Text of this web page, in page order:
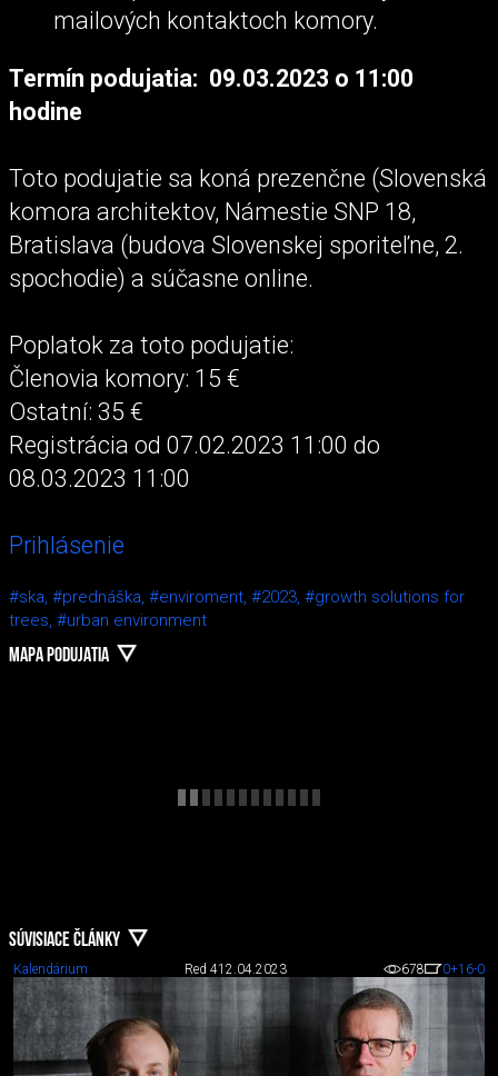
mailových kontaktoch komory.
Termín podujatia: 09.03.2023 o 11:00
hodine
Toto podujatie sa koná prezenčne (Slovenská
komora architektov, Námestie SNP 18,
Bratislava (budova Slovenskej sporiteľne, 2.
spochodie) a súčasne online.
Poplatok za toto podujatie:
Členovia komory: 15 €
Ostatní: 35 €
Registrácia od 07.02.2023 11:00 do
08.03.2023 11:00
Prihlásenie
#ska, #prednáška, #enviroment, #2023, #growth solutions for
trees, #urban environment
MAPA PODUJATIA
SÚVISIACE ČLÁNKY
Kalendárium Red 412.04.2023 678 0+16-0